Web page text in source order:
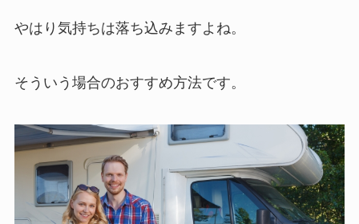
やはり気持ちは落ち込みますよね。
そういう場合のおすすめ方法です。